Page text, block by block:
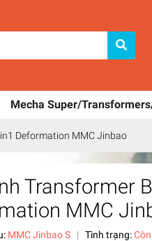
Mecha Super/
Deformation MMC Jinbao
Transformer
MMC
MMC Jinbao S | Tình trạng: